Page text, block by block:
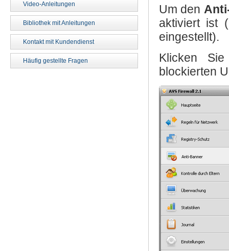
Um den
aktiviert ist
eingestellt).
Klicken
blockierten
Video-Anleitungen
Bibliothek mit Anleitungen
Kontakt mit Kundendienst
Häufig gestellte Fragen